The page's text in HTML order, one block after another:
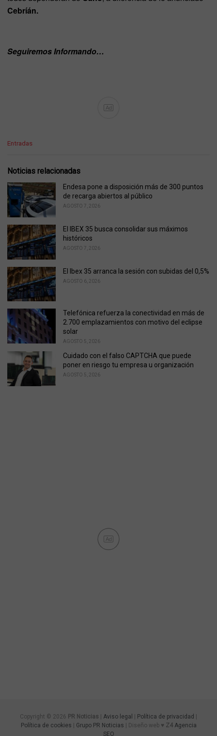
Cebríán.
Seguiremos Informando…
Ad
C
e
o
r
i
:
Entradas
Noticias relacionadas
Endesa pone a disposición más de 300 puntos
de recarga abiertos al público
AGOSTO 7, 2026
El IBEX 35 busca consolidar sus máximos
históricos
AGOSTO 7, 2026
El Ibex 35 arranca la sesión con subidas del 0,5%
AGOSTO 6, 2026
Telefónica refuerza la conectividad en más de
2.700 emplazamientos con motivo del eclipse
solar
AGOSTO 5, 2026
Cuidado con el falso CAPTCHA que puede
poner en riesgo tu empresa u organización
AGOSTO 5, 2026
Ad
Copyright © 2026 PR Noticias Aviso legal Política de privacidad
Política de cookies
Grupo PR Noticias | Diseño web ♥ Z4 Agencia
SEO